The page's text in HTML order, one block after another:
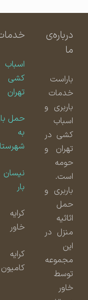
درباره‌ی
باراست
خدمات
باربری و
اسباب
کشی در
تهران و
حومه
است.
باربری و
حمل
اثاثیه
منزل در
مجموعه
توسط
خدمات
اسباب
کشی
تهران
حمل بار
شهرستان
نیسان
کامیون